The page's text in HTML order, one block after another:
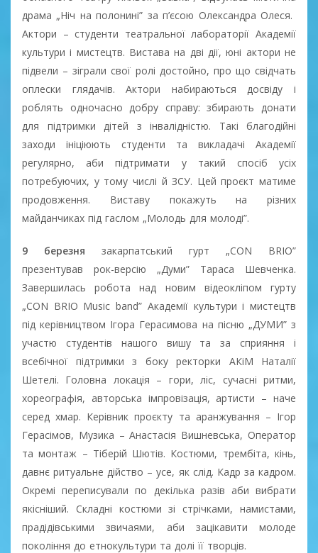
драма „Ніч на полонині” за п’єсою Олександра Олеся.
Актори – студенти театральної лабораторії Академії
культури і мистецтв. Вистава на дві дії, юні актори не
підвели – зіграли свої ролі достойно, про що свідчать
оплески глядачів. Актори набираються досвіду і
роблять одночасно добру справу: збирають донати
для підтримки дітей з інвалідністю. Такі благодійні
заходи ініціюють студенти та викладачі Академії
регулярно, аби підтримати у такий спосіб усіх
потребуючих, у тому числі й ЗСУ. Цей проєкт матиме
продовження. Виставу покажуть на різних
майданчиках під гаслом „Молодь для молоді”.
9 березня закарпатський гурт „CON BRIO”
презентував рок-версію „Думи” Тараса Шевченка.
Завершилась робота над новим відеокліпом гурту
„CON BRIO Music band” Академії культури і мистецтв
під керівництвом Ігора Герасимова на пісню „ДУМИ” з
участю студентів нашого вишу та за сприяння і
всебічної підтримки з боку ректорки АКіМ Наталії
Шетелі. Головна локація – гори, ліс, сучасні ритми,
хореографія, авторська імпровізація, артисти – наче
серед хмар. Керівник проєкту та аранжування – Ігор
Герасімов, Музика – Анастасія Вишневська, Оператор
та монтаж – Тіберій Шютів. Костюми, трембіта, кінь,
давнє ритуальне дійство – усе, як слід. Кадр за кадром.
Окремі переписували по декілька разів аби вибрати
якісніший. Складні костюми зі стрічками, намистами,
прадідівськими звичаями, аби зацікавити молоде
покоління до етнокультури та долі її творців.